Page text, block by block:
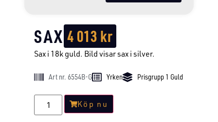
SAX 4 013kr
Sax i 18k guld. Bild visar sax i silver.
Art nr. 6554B-G Yrken Prisgrupp 1 Guld
Köp nu